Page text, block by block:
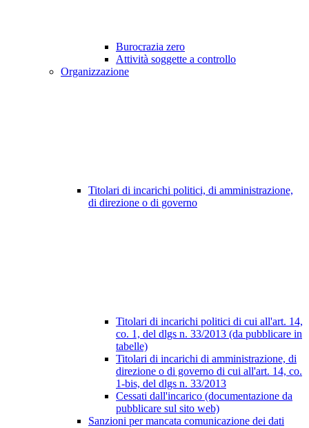
Burocrazia zero
Attività soggette a controllo
Organizzazione
Titolari di incarichi politici, di amministrazione,
di direzione o di governo
Titolari di incarichi politici di cui all'art. 14,
co. 1, del dlgs n. 33/2013 (da pubblicare in
tabelle)
Titolari di incarichi di amministrazione, di
direzione o di governo di cui all'art. 14, co.
1-bis, del dlgs n. 33/2013
Cessati dall'incarico (documentazione da
pubblicare sul sito web)
Sanzioni per mancata comunicazione dei dati